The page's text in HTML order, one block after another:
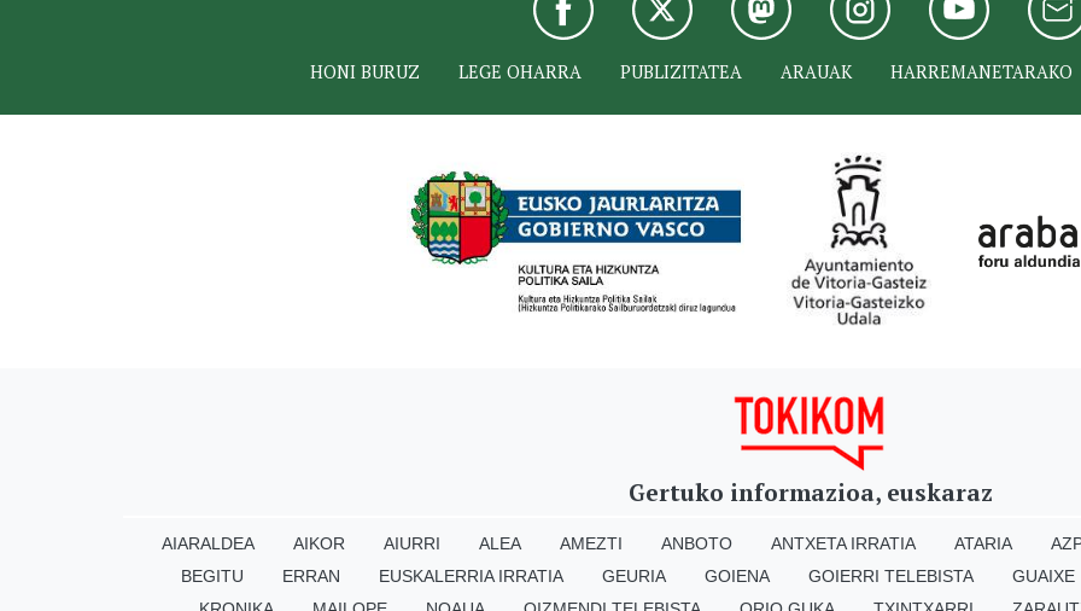
HONI BURUZ LEGE OHARRA PUBLIZITATEA ARAUAK HARREMANETARAKO
Gertuko informazioa, euskaraz
AIARALDEA AIKOR AIURRI ALEA AMEZTI ANBOTO ANTXETA IRRATIA ATARIA
BEGITU
ERRAN EUSKALERRIA IRRATIA GEURIA GOIENA GOIERRI TELEBISTA GUAIXE